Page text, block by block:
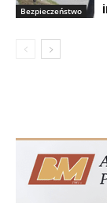
Bezpieczeństwo